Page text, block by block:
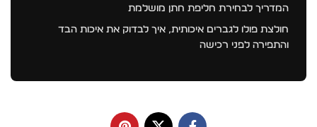
המדריך לבחירת חליפת חתן מושלמת
חולצת פולו לגברים איכותית, איך לבדוק את איכות הבד
והתפירה לפני רכישה